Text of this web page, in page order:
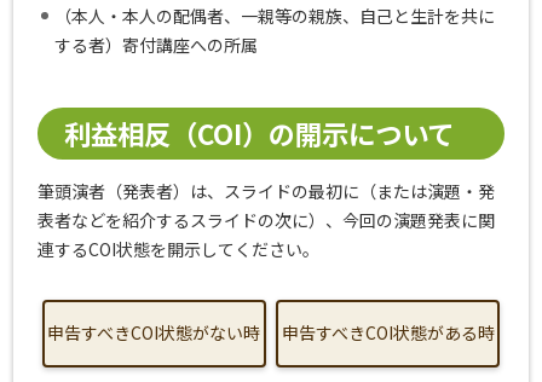
（本人・本人の配偶者、一親等の親族、自己と生計を共に
する者）寄付講座への所属
利益相反（COI）の開示について
筆頭演者（発表者）は、スライドの最初に（または演題・発
表者などを紹介するスライドの次に）、今回の演題発表に関
連するCOI状態を開示してください。
申告すべきCOI状態がない時 申告すべきCOI状態がある時